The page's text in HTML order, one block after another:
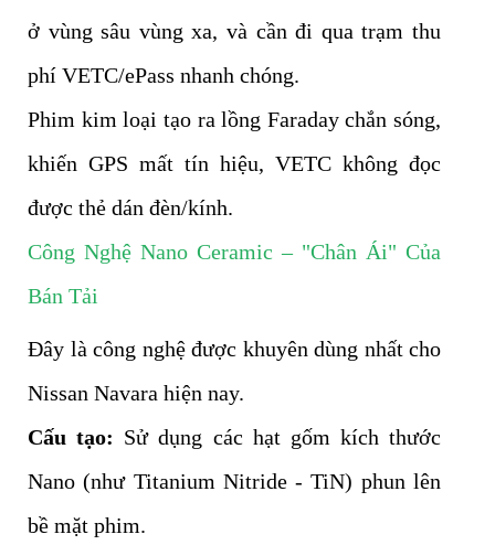
ở vùng sâu vùng xa, và cần đi qua trạm thu
phí VETC/ePass nhanh chóng.
Phim kim loại tạo ra lồng Faraday chắn sóng,
khiến GPS mất tín hiệu, VETC không đọc
được thẻ dán đèn/kính.
Công Nghệ Nano Ceramic – "Chân Ái" Của
Bán Tải
Đây là công nghệ được khuyên dùng nhất cho
Nissan Navara hiện nay.
Cấu tạo: Sử dụng các hạt gốm kích thước
Nano (như Titanium Nitride - TiN) phun lên
bề mặt phim.